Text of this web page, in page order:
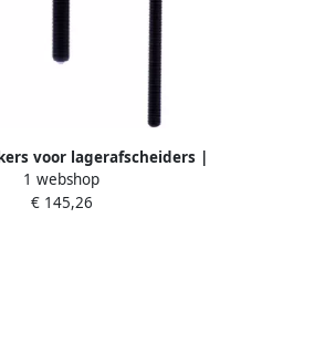
voor lagerafscheiders |
4552-2
1 webshop
€ 145,26